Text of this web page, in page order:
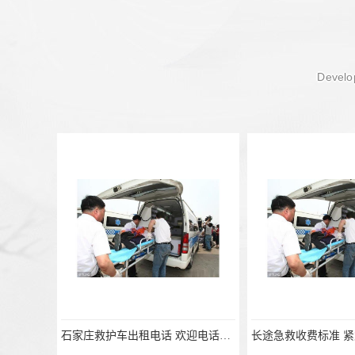
长途急救收费标准 紧急服务 综合性转送